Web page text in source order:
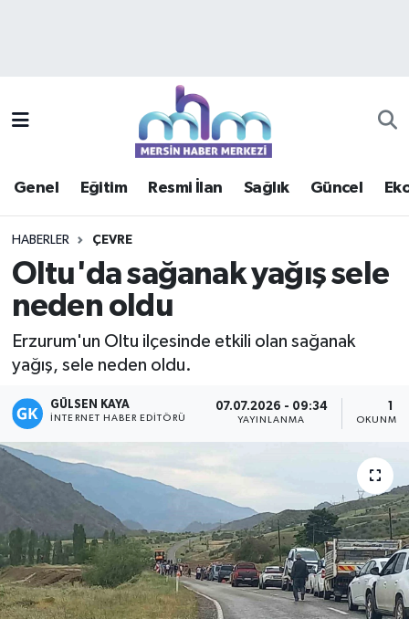
Genel Eğitim Resmi İlan Sağlık Güncel
HABERLER ÇEVRE
Oltu'da sağanak yağış sele
neden oldu
Erzurum'un Oltu ilçesinde etkili olan sağanak
yağış, sele neden oldu.
GÜLSEN KAYA
İNTERNET HABER EDITÖRÜ
07.07.2026 - 09:34
YAYINLANMA OKUNMA
Güncel
Haberde insan
Kültür - Sanat
Magazin
Mersin
Mersin Tarihi
Özel Haber
Mersin Trafik Yoğunluk Haritası
Süper Lig Puan Durumu ve Fikstür
Haber Arşivi